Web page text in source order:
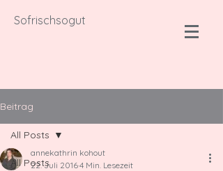
Sofrischsogut
Beitrag
All Posts
All Posts
annekathrin kohout
22. Juli 20164 Min. Lesezeit